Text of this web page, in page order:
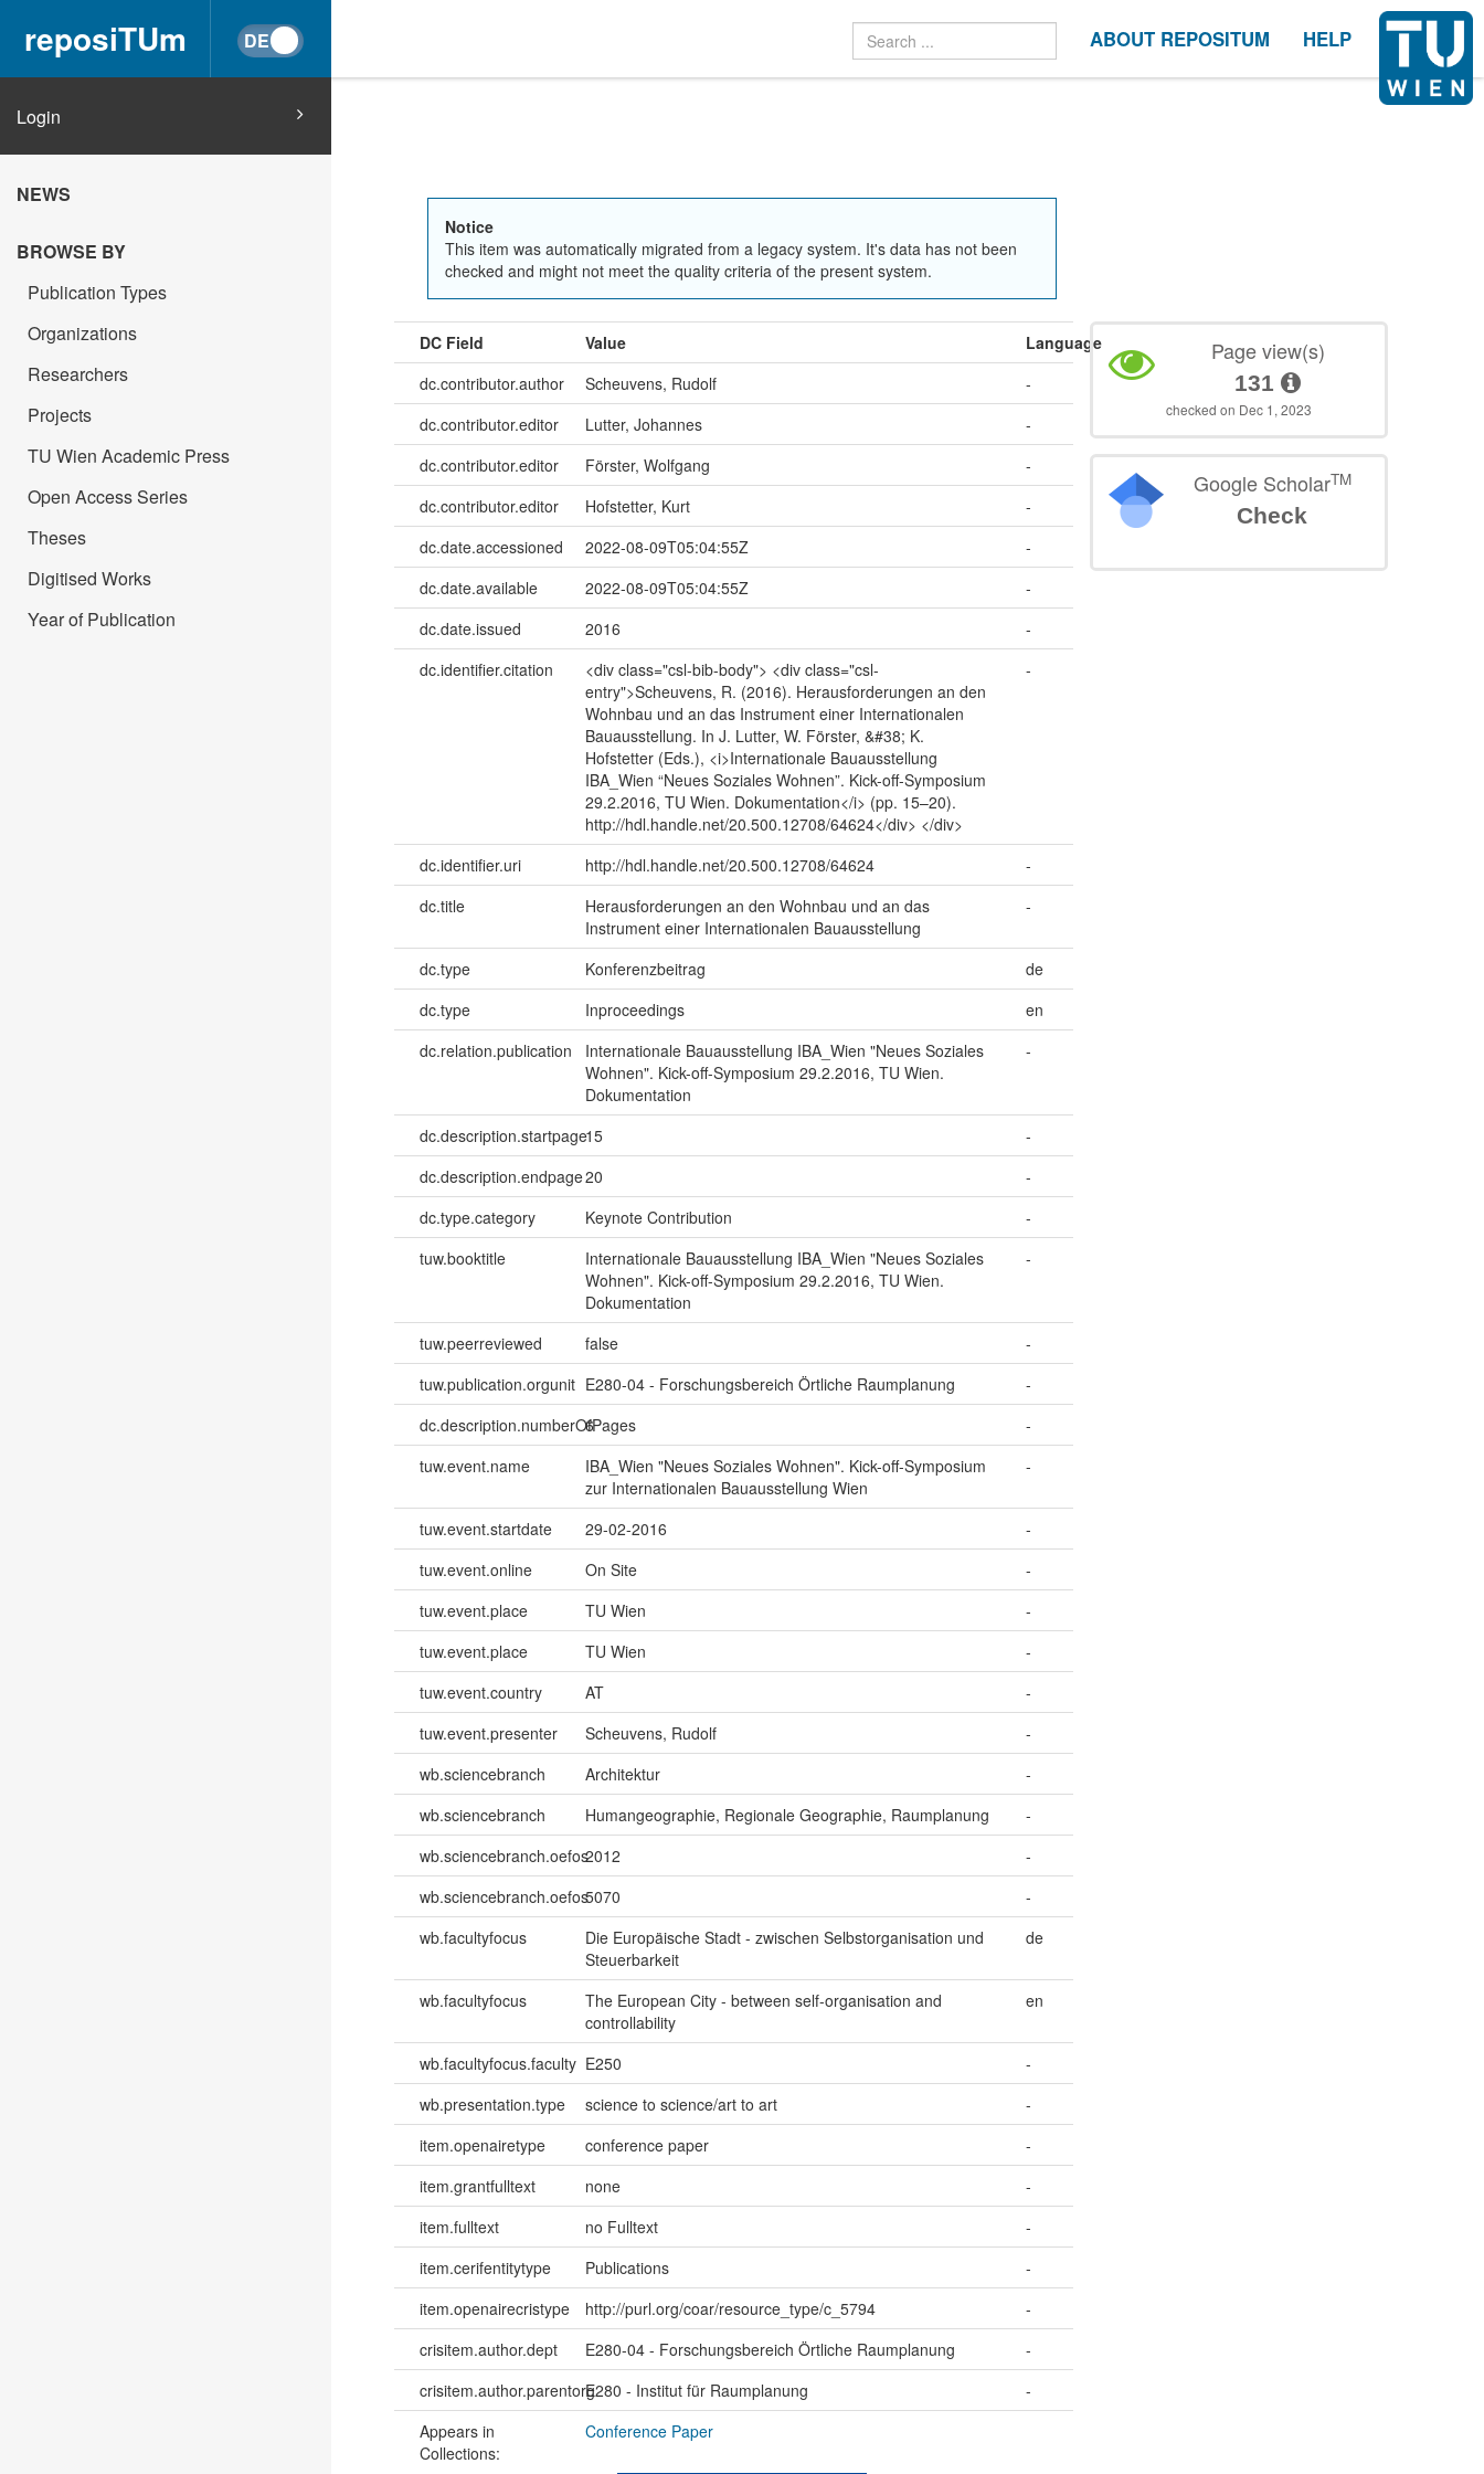
reposiTUm ABOUT REPOSITUM HELP
Login
NEWS
BROWSE BY
Publication Types
Organizations
Researchers
Projects
TU Wien Academic Press
Open Access Series
Theses
Digitised Works
Year of Publication
Notice
This item was automatically migrated from a legacy system. It's data has not been
checked and might not meet the quality criteria of the present system.
DC Field Value
Language
dc.contributor.author
Scheuvens, Rudolf
-
dc.contributor.editor
Lutter, Johannes
-
dc.contributor.editor
Förster, Wolfgang
-
dc.contributor.editor
Hofstetter, Kurt
-
dc.date.accessioned
2022-08-09T05:04:55Z
-
dc.date.available
2022-08-09T05:04:55Z
-
dc.date.issued
2016
-
dc.identifier.citation
<div class="csl-bib-body"> <div class="csl-
entry">Scheuvens, R. (2016). Herausforderungen an den
Wohnbau und an das Instrument einer Internationalen
Bauausstellung. In J. Lutter, W. Förster, &#38; K.
Hofstetter (Eds.), <i>Internationale Bauausstellung
IBA_Wien “Neues Soziales Wohnen”. Kick-off-Symposium
29.2.2016, TU Wien. Dokumentation</i> (pp. 15–20).
http://hdl.handle.net/20.500.12708/64624</div> </div>
-
dc.identifier.uri http://hdl.handle.net/20.500.12708/64624
-
dc.title
Herausforderungen an den Wohnbau und an das
Instrument einer Internationalen Bauausstellung
-
dc.type Konferenzbeitrag
de
dc.type
Inproceedings
en
dc.relation.publication
Internationale Bauausstellung IBA_Wien "Neues Soziales
Wohnen". Kick-off-Symposium 29.2.2016, TU Wien.
Dokumentation
-
dc.description.startpage15
-
dc.description.endpage20
-
dc.type.category
Keynote Contribution
-
tuw.booktitle
Internationale Bauausstellung IBA_Wien "Neues Soziales
Wohnen". Kick-off-Symposium 29.2.2016, TU Wien.
Dokumentation
-
tuw.peerreviewed false
-
tuw.publication.orgunit E280-04 - Forschungsbereich Örtliche Raumplanung
-
dc.description.numberOfPages
6
-
tuw.event.name
IBA_Wien "Neues Soziales Wohnen". Kick-off-Symposium
zur Internationalen Bauausstellung Wien
-
tuw.event.startdate 29-02-2016
-
tuw.event.online
On Site
-
tuw.event.place
TU Wien
-
tuw.event.place
TU Wien
-
tuw.event.country
AT
-
tuw.event.presenter
Scheuvens, Rudolf
-
wb.sciencebranch
Architektur
-
wb.sciencebranch
Humangeographie, Regionale Geographie, Raumplanung
-
wb.sciencebranch.oefos2012
-
wb.sciencebranch.oefos5070
-
wb.facultyfocus
Die Europäische Stadt - zwischen Selbstorganisation und
Steuerbarkeit
de
wb.facultyfocus
The European City - between self-organisation and
controllability
en
wb.facultyfocus.faculty E250
-
wb.presentation.type
science to science/art to art
-
item.openairetype
conference paper
-
item.grantfulltext
none
-
item.fulltext
no Fulltext
-
item.cerifentitytype
Publications
-
item.openairecristype
http://purl.org/coar/resource_type/c_5794
-
crisitem.author.dept
E280-04 - Forschungsbereich Örtliche Raumplanung
-
crisitem.author.parentorgE280 - Institut für Raumplanung
-
Appears in
Collections:
Conference Paper
Page view(s)
131
checked on Dec 1, 2023
Google ScholarTM
Check